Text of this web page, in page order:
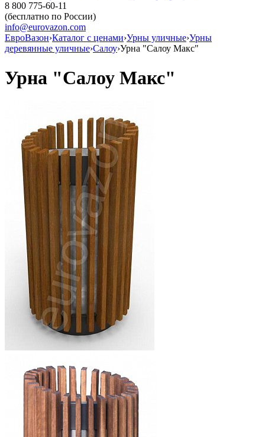
8 800 775-60-11
(бесплатно по России)
info@eurovazon.com
ЕвроВазон›Каталог с ценами›Урны уличные›Урны
деревянные уличные›Салоу›Урна "Салоу Макс"
Урна "Салоу Макс"